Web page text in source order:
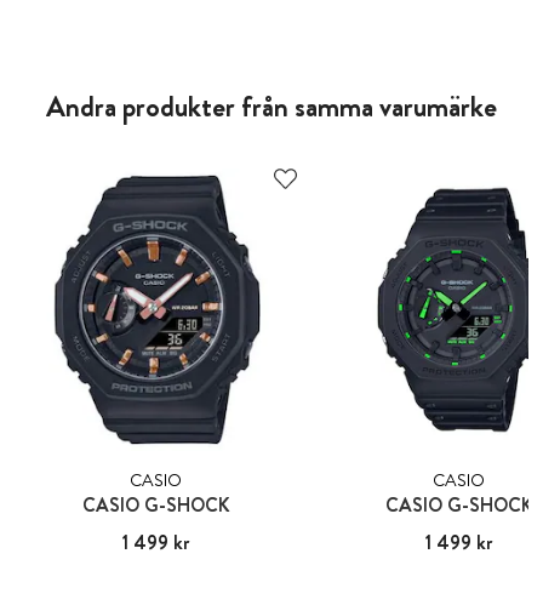
Andra produkter från samma varumärke
CASIO
CASIO G-SHOCK
Pris :1 499 kr
1 499 kr
CASIO
CASIO G-SHOCK
Pris :1 499 kr
1 499 kr